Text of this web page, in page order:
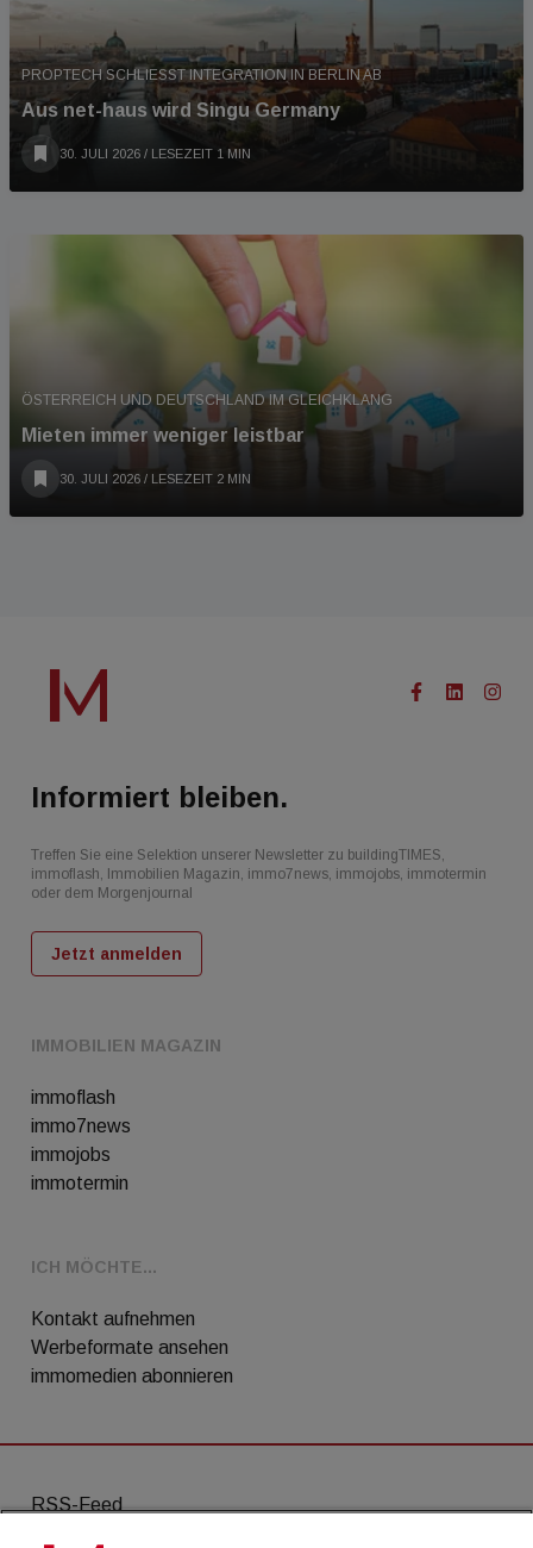
PROPTECH SCHLIESST INTEGRATION IN BERLIN AB
Aus net-haus wird Singu Germany
30. JULI 2026 / LESEZEIT 1 MIN
ÖSTERREICH UND DEUTSCHLAND IM GLEICHKLANG
Mieten immer weniger leistbar
30. JULI 2026 / LESEZEIT 2 MIN
IMMOBILIEN MAGAZIN
immoflash
immo7news
immojobs
immotermin
ICH MÖCHTE...
Kontakt aufnehmen
Werbeformate ansehen
immomedien abonnieren
Informiert bleiben.
Treffen Sie eine Selektion unserer Newsletter zu buildingTIMES,
immoflash, Immobilien Magazin, immo7news, immojobs, immotermin
oder dem Morgenjournal
Jetzt anmelden
RSS-Feed